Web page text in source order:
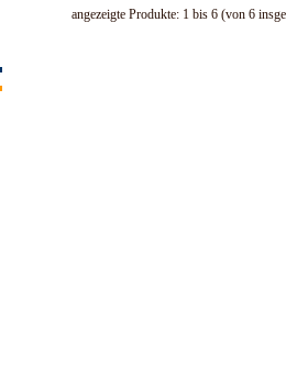
angezeigte Produkte: 1 bis 6 (von 6